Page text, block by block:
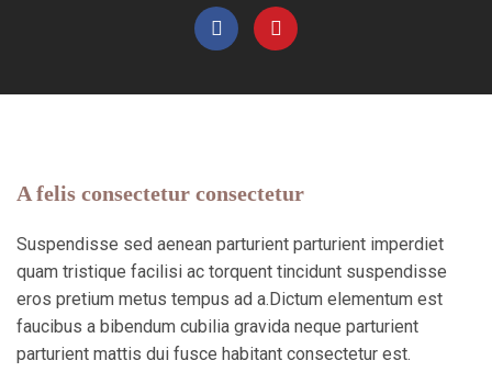
A felis consectetur consectetur
Suspendisse sed aenean parturient parturient imperdiet
quam tristique facilisi ac torquent tincidunt suspendisse
eros pretium metus tempus ad a.Dictum elementum est
faucibus a bibendum cubilia gravida neque parturient
parturient mattis dui fusce habitant consectetur est.